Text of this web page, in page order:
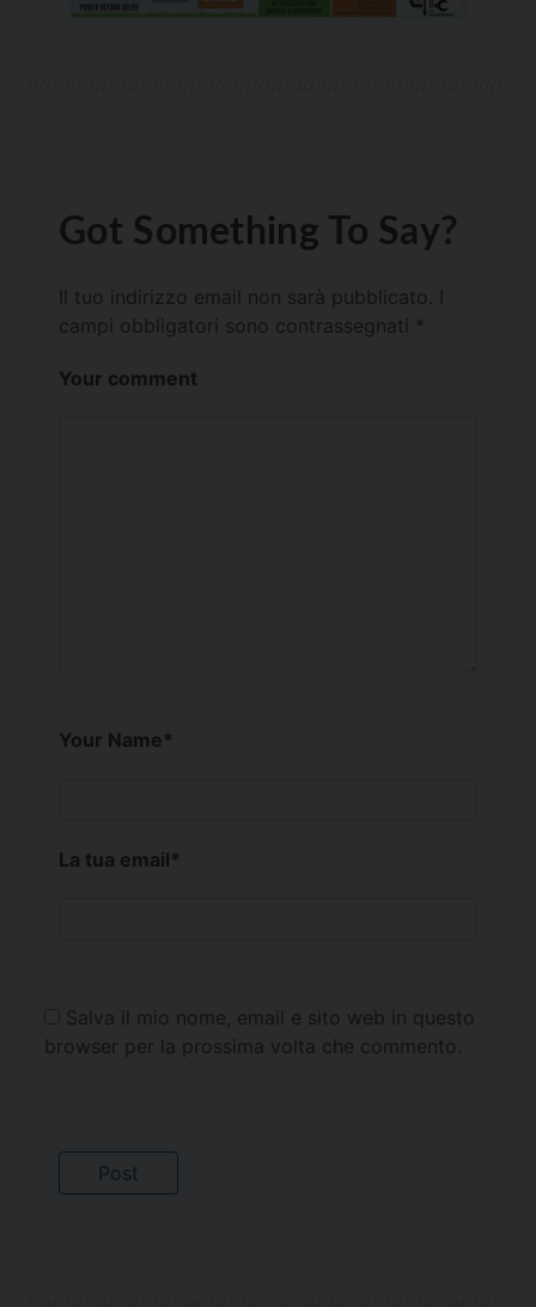
Got Something To Say?
Il tuo indirizzo email non sarà pubblicato.
campi obbligatori sono contrassegnati *
Your comment
Your Name*
La tua email*
Salva il mio nome, email e sito web in questo
browser per la prossima volta che commento.